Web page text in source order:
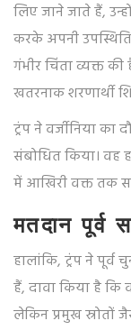
लिए जाने जाते हैं,
करके अपनी उपस्थिति
गंभीर चिंता व्यक्त
खतरनाक शरणार्थी
ट्रंप ने वर्जीनिया का
संबोधित किया। वह
में आखिरी वक्त तक
मतदान पूर्व
हालांकि, ट्रंप ने पूर्व
हैं, दावा किया है कि
लेकिन प्रमुख स्रोतों